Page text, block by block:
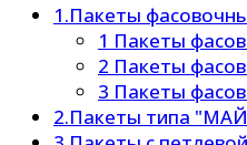
1.Пакеты
1 Пакеты
2 Пакеты
3 Пакеты
2.Пакеты типа